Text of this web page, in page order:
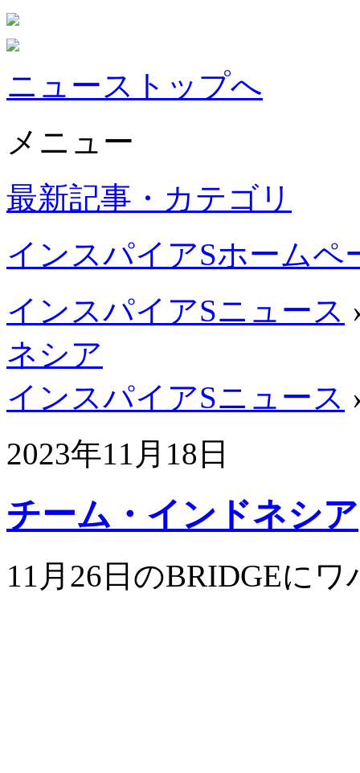
ニューストップへ
メニュー
最新記事・カテゴリ
インスパイアSホームペ
インスパイアSニュース
ネシア
インスパイアSニュース
2023年11月18日
チーム・インドネシア
11月26日のBRIDGEに